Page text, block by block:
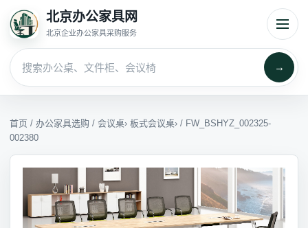
北京办公家具网
北京企业办公家具采购服务
→
首页 / 办公家具选购 / 会议桌› 板式会议桌› / FW_BSHYZ_002325-
002380